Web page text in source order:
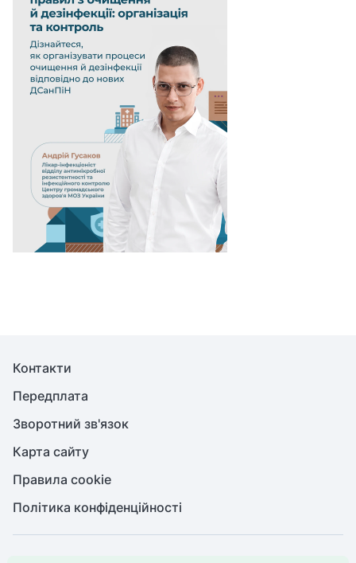
Контакти
Передплата
Зворотний зв'язок
Карта сайту
Правила cookie
Політика конфіденційності